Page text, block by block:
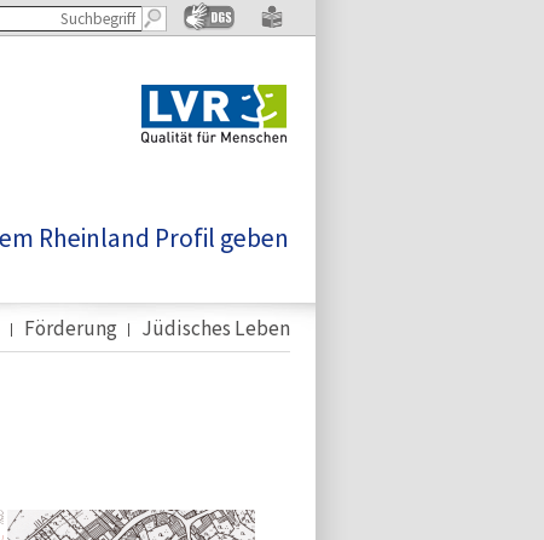
Rheinland Profil geben
Förderung Jüdisches Leben